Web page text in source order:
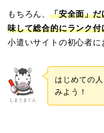
もちろん、 「安全面」だ
味して総合的にランク付
小遣いサイトの初心者に
しまうまくん
はじめての
みよう！